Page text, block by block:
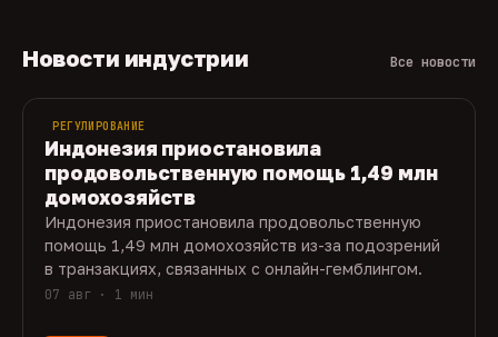
Новости индустрии Все новости
РЕГУЛИРОВАНИЕ
Индонезия приостановила
продовольственную помощь 1,49 млн
домохозяйств
Индонезия приостановила продовольственную
помощь 1,49 млн домохозяйств из-за подозрений
в транзакциях, связанных с онлайн-гемблингом.
07 авг · 1 мин